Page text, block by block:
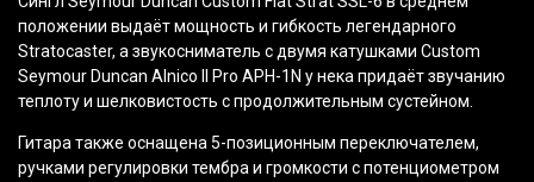
положении выдаёт мощность и гибкость легендарного
Stratocaster, а звукосниматель с двумя катушками Custom
Seymour Duncan Alnico II Pro APH-1N у нека придаёт звучанию
теплоту и шелковистость с продолжительным сустейном.
Гитара также оснащена 5-позиционным переключателем,
ручками регулировки тембра и громкости с потенциометром